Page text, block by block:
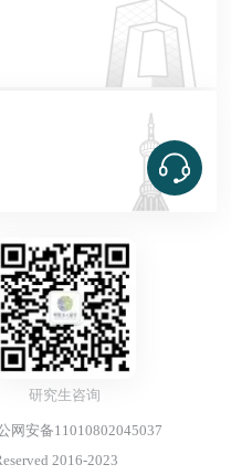
网安备11010802045037
2016-2023
研究生咨询